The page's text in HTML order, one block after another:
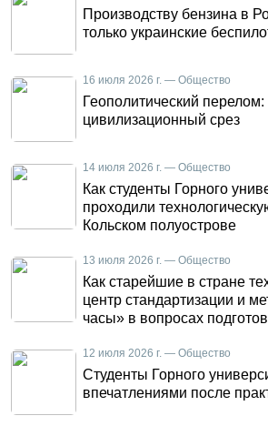
Производству бензина в
только украинские
16 июля 2026 г. — Общество
Геополитический перелом:
цивилизационный срез
14 июля 2026 г. — Общество
Как студенты Горного
проходили
Кольском полуострове
13 июля 2026 г. — Общество
Как старейшие в стране
центр стандартизации и
часы» в вопросах
12 июля 2026 г. — Общество
Студенты Горного
впечатлениями после